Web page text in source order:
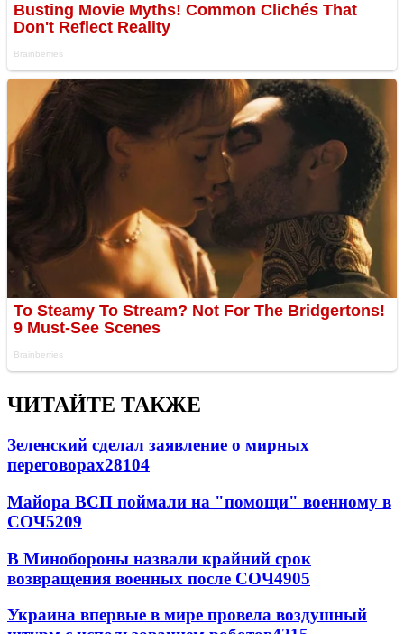
ЧИТАЙТЕ ТАКЖЕ
Зеленский сделал заявление о мирных
переговорах28104
Майора ВСП поймали на "помощи" военному в
СОЧ5209
В Минобороны назвали крайний срок
возвращения военных после СОЧ4905
Украина впервые в мире провела воздушный